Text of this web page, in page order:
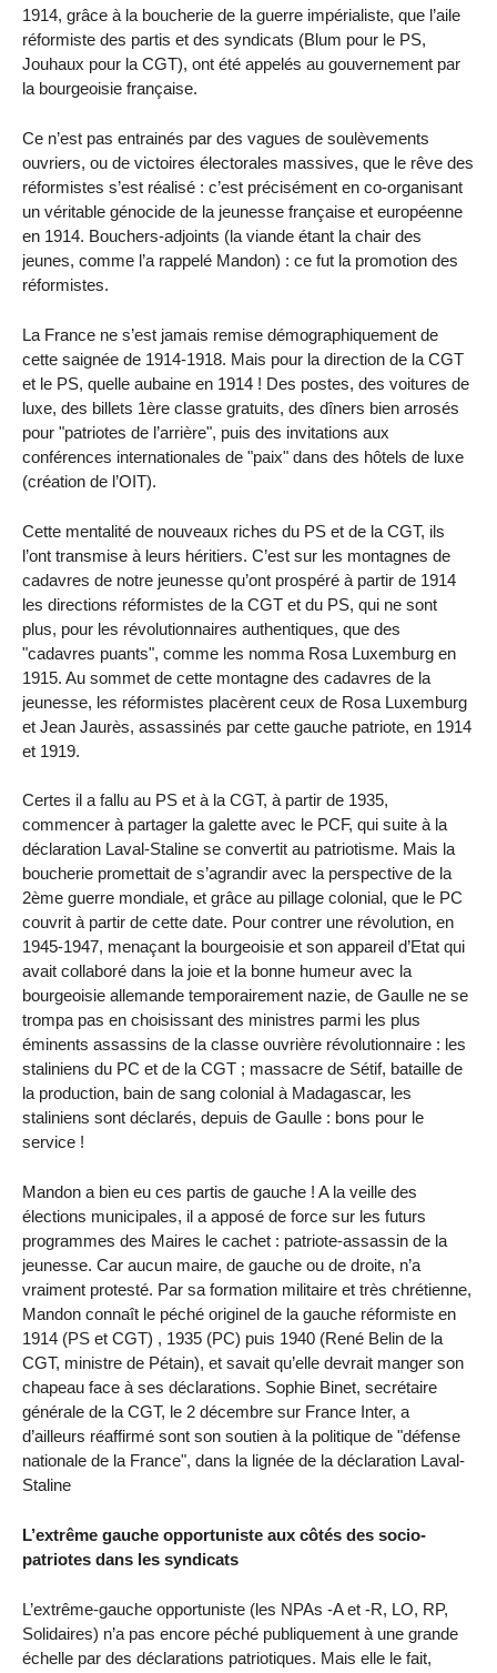
1914, grâce à la boucherie de la guerre impérialiste, que l’aile
réformiste des partis et des syndicats (Blum pour le PS,
Jouhaux pour la CGT), ont été appelés au gouvernement par
la bourgeoisie française.
Ce n’est pas entrainés par des vagues de soulèvements
ouvriers, ou de victoires électorales massives, que le rêve des
réformistes s’est réalisé : c’est précisément en co-organisant
un véritable génocide de la jeunesse française et européenne
en 1914. Bouchers-adjoints (la viande étant la chair des
jeunes, comme l’a rappelé Mandon) : ce fut la promotion des
réformistes.
La France ne s’est jamais remise démographiquement de
cette saignée de 1914-1918. Mais pour la direction de la CGT
et le PS, quelle aubaine en 1914 ! Des postes, des voitures de
luxe, des billets 1ère classe gratuits, des dîners bien arrosés
pour "patriotes de l’arrière", puis des invitations aux
conférences internationales de "paix" dans des hôtels de luxe
(création de l’OIT).
Cette mentalité de nouveaux riches du PS et de la CGT, ils
l’ont transmise à leurs héritiers. C’est sur les montagnes de
cadavres de notre jeunesse qu’ont prospéré à partir de 1914
les directions réformistes de la CGT et du PS, qui ne sont
plus, pour les révolutionnaires authentiques, que des
"cadavres puants", comme les nomma Rosa Luxemburg en
1915. Au sommet de cette montagne des cadavres de la
jeunesse, les réformistes placèrent ceux de Rosa Luxemburg
et Jean Jaurès, assassinés par cette gauche patriote, en 1914
et 1919.
Certes il a fallu au PS et à la CGT, à partir de 1935,
commencer à partager la galette avec le PCF, qui suite à la
déclaration Laval-Staline se convertit au patriotisme. Mais la
boucherie promettait de s’agrandir avec la perspective de la
2ème guerre mondiale, et grâce au pillage colonial, que le PC
couvrit à partir de cette date. Pour contrer une révolution, en
1945-1947, menaçant la bourgeoisie et son appareil d’Etat qui
avait collaboré dans la joie et la bonne humeur avec la
bourgeoisie allemande temporairement nazie, de Gaulle ne se
trompa pas en choisissant des ministres parmi les plus
éminents assassins de la classe ouvrière révolutionnaire : les
staliniens du PC et de la CGT ; massacre de Sétif, bataille de
la production, bain de sang colonial à Madagascar, les
staliniens sont déclarés, depuis de Gaulle : bons pour le
service !
Mandon a bien eu ces partis de gauche ! A la veille des
élections municipales, il a apposé de force sur les futurs
programmes des Maires le cachet : patriote-assassin de la
jeunesse. Car aucun maire, de gauche ou de droite, n’a
vraiment protesté. Par sa formation militaire et très chrétienne,
Mandon connaît le péché originel de la gauche réformiste en
1914 (PS et CGT) , 1935 (PC) puis 1940 (René Belin de la
CGT, ministre de Pétain), et savait qu’elle devrait manger son
chapeau face à ses déclarations. Sophie Binet, secrétaire
générale de la CGT, le 2 décembre sur France Inter, a
d’ailleurs réaffirmé sont son soutien à la politique de "défense
nationale de la France", dans la lignée de la déclaration Laval-
Staline
L’extrême gauche opportuniste aux côtés des socio-
patriotes dans les syndicats
L’extrême-gauche opportuniste (les NPAs -A et -R, LO, RP,
Solidaires) n’a pas encore péché publiquement à une grande
échelle par des déclarations patriotiques. Mais elle le fait,